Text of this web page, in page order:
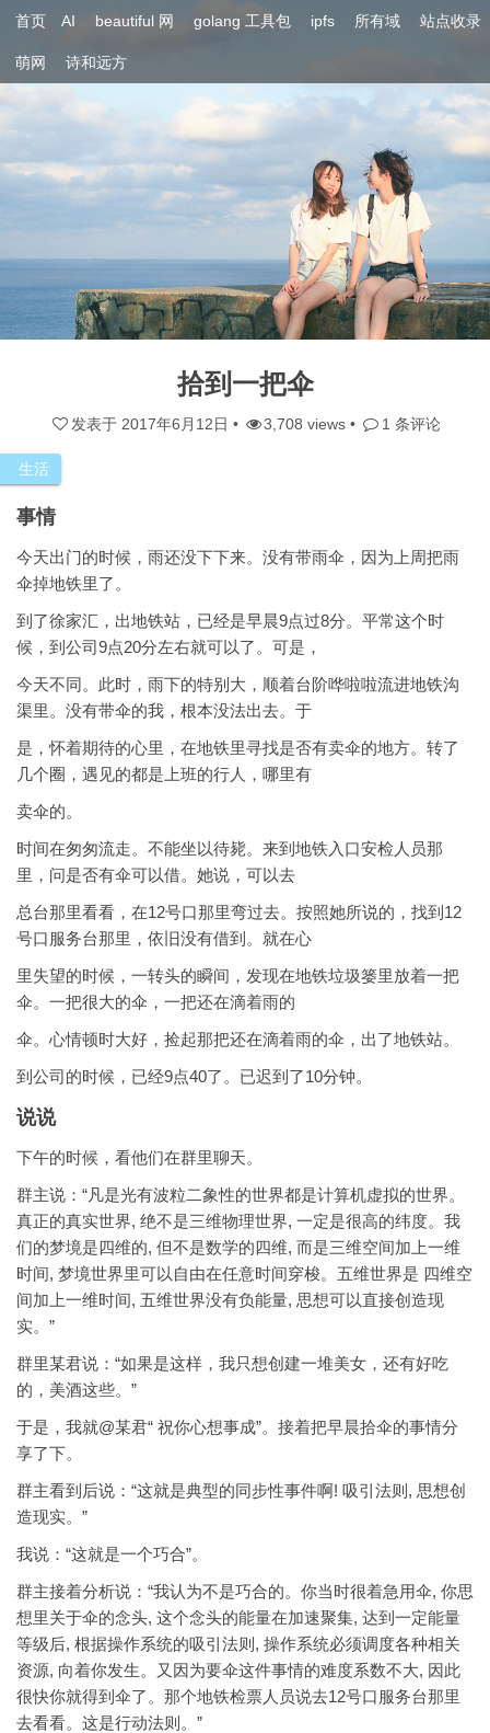
首页 AI beautiful 网 golang 工具包 ipfs 所有域 站点收录
萌网 诗和远方
拾到一把伞
发表于 2017年6月12日 • 3,708 views • 1 条评论
生活
事情
今天出门的时候，雨还没下下来。没有带雨伞，因为上周把雨
伞掉地铁里了。
到了徐家汇，出地铁站，已经是早晨9点过8分。平常这个时
候，到公司9点20分左右就可以了。可是，
今天不同。此时，雨下的特别大，顺着台阶哗啦啦流进地铁沟
渠里。没有带伞的我，根本没法出去。于
是，怀着期待的心里，在地铁里寻找是否有卖伞的地方。转了
几个圈，遇见的都是上班的行人，哪里有
卖伞的。
时间在匆匆流走。不能坐以待毙。来到地铁入口安检人员那
里，问是否有伞可以借。她说，可以去
总台那里看看，在12号口那里弯过去。按照她所说的，找到12
号口服务台那里，依旧没有借到。就在心
里失望的时候，一转头的瞬间，发现在地铁垃圾篓里放着一把
伞。一把很大的伞，一把还在滴着雨的
伞。心情顿时大好，捡起那把还在滴着雨的伞，出了地铁站。
到公司的时候，已经9点40了。已迟到了10分钟。
说说
下午的时候，看他们在群里聊天。
群主说：“凡是光有波粒二象性的世界都是计算机虚拟的世界。
真正的真实世界, 绝不是三维物理世界, 一定是很高的纬度。我
们的梦境是四维的, 但不是数学的四维, 而是三维空间加上一维
时间, 梦境世界里可以自由在任意时间穿梭。五维世界是 四维空
间加上一维时间, 五维世界没有负能量, 思想可以直接创造现
实。”
群里某君说：“如果是这样，我只想创建一堆美女，还有好吃
的，美酒这些。”
于是，我就@某君“ 祝你心想事成”。接着把早晨拾伞的事情分
享了下。
群主看到后说：“这就是典型的同步性事件啊! 吸引法则, 思想创
造现实。”
我说：“这就是一个巧合”。
群主接着分析说：“我认为不是巧合的。你当时很着急用伞, 你思
想里关于伞的念头, 这个念头的能量在加速聚集, 达到一定能量
等级后, 根据操作系统的吸引法则, 操作系统必须调度各种相关
资源, 向着你发生。又因为要伞这件事情的难度系数不大, 因此
很快你就得到伞了。那个地铁检票人员说去12号口服务台那里
去看看。这是行动法则。”